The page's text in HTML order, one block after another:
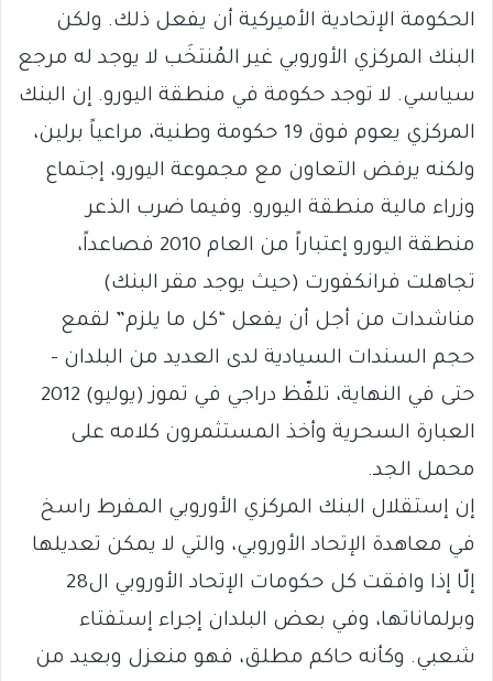
الحكومة الإتحادية الأميركية أن يفعل ذلك. ولكن
البنك المركزي الأوروبي غير المُنتخَب لا يوجد له مرجع
سياسي. لا توجد حكومة في منطقة اليورو. إن البنك
المركزي يعوم فوق 19 حكومة وطنية، مراعياً برلين،
ولكنه يرفض التعاون مع مجموعة اليورو، إجتماع
وزراء مالية منطقة اليورو. وفيما ضرب الذعر
منطقة اليورو إعتباراً من العام 2010 فصاعداً،
تجاهلت فرانكفورت (حيث يوجد مقر البنك)
مناشدات من أجل أن يفعل “كل ما يلزم” لقمع
حجم السندات السيادية لدى العديد من البلدان –
حتى في النهاية، تلفّظ دراجي في تموز (يوليو) 2012
العبارة السحرية وأخذ المستثمرون كلامه على
محمل الجد.
إن إستقلال البنك المركزي الأوروبي المفرط راسخ
في معاهدة الإتحاد الأوروبي، والتي لا يمكن تعديلها
إلّا إذا وافقت كل حكومات الإتحاد الأوروبي ال28
وبرلماناتها، وفي بعض البلدان إجراء إستفتاء
شعبي. وكأنه حاكم مطلق، فهو منعزل وبعيد من